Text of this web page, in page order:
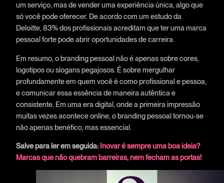
um serviço, mas de vender uma experiência única, algo que
só você pode oferecer. De acordo com um estudo da
Deloitte, 83% dos profissionais acreditam que ter uma marca
pessoal forte pode abrir oportunidades de carreira.
Em resumo, o branding pessoal não é apenas sobre cores,
logotipos ou slogans pegajosos. É sobre mergulhar
profundamente em quem você é como profissional e pessoa,
e comunicar essa essência de maneira autêntica e
consistente. Em uma era digital, onde a primeira impressão
muitas vezes acontece online, o branding pessoal tornou-se
não apenas benéfico, mas essencial.
Salve para ler em seguida: Inovar é sempre uma boa ideia?
Marcas que não quebram barreiras, nem fecham as portas!